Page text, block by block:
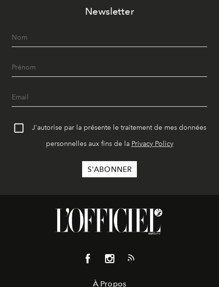
Newsletter
J'autorise par la présente le traitement de mes données
personnelles aux fins de la Privacy Policy
À Propos